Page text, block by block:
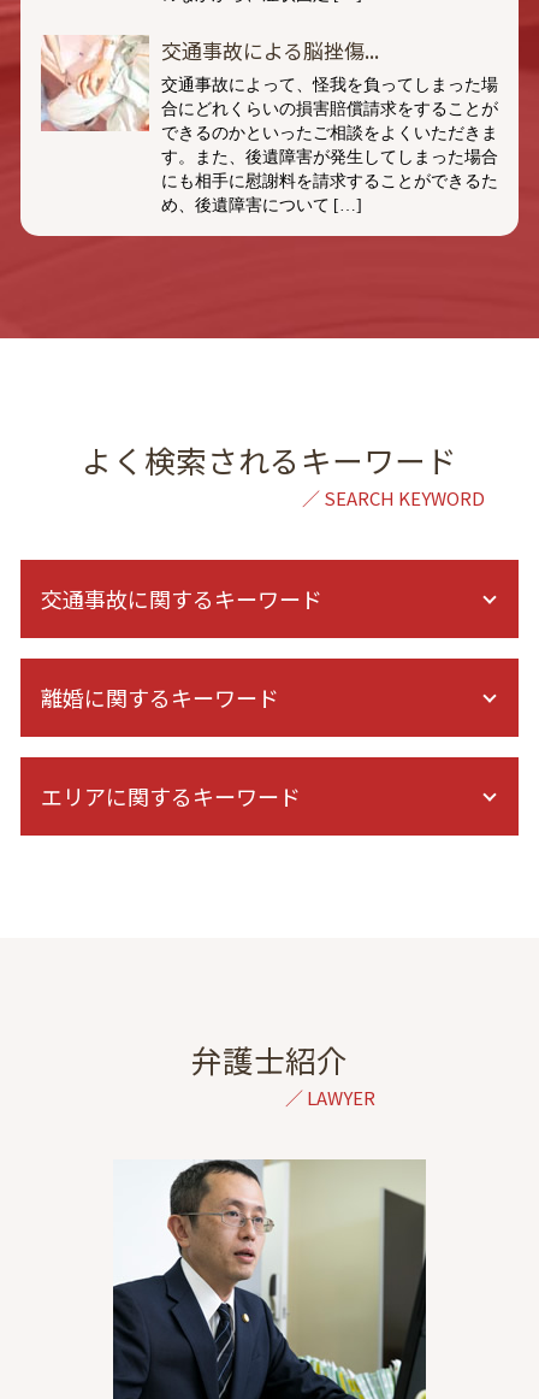
交通事故による脳挫傷...
交通事故によって、怪我を負ってしまった場
合にどれくらいの損害賠償請求をすることが
できるのかといったご相談をよくいただきま
す。また、後遺障害が発生してしまった場合
にも相手に慰謝料を請求することができるた
め、後遺障害について […]
よく検索されるキーワード
交通事故に関するキーワード
交通事故 慰謝料 通院 6ヶ月 計算
症状固定日 決め方
通院費 事故
休業損害 計算
追突事故 加害者 その後
後遺症 相談
治療費 請求 診断書
休業損害 通院
交通事故 逸失利益 計算
離婚に関するキーワード
離婚 調停 親権
夫婦関係 調整 調停 別居
財産分与 訴訟
離婚 調停 応じない
離婚 調停 子供 面会
離婚 調停 面会交流
離婚 調停 進め方
子どもの親権
離婚調停 1回目 聞かれること
離婚 調停 やり直し
エリアに関するキーワード
債権回収 弁護士 相談 東京
刑事事件 弁護士 相談 東京
金銭トラブル 弁護士 相談 港区
dv 離婚 弁護士 東京
離婚 弁護士 相談 埼玉
交通事故 弁護士 相談 東京
交通事故 弁護士 相談 都内
出会い系詐欺 弁護士 相談 港区
成年後見 弁護士 相談 東京
離婚 弁護士 相談 都内
債務整理 弁護士 相談 東京
弁護士紹介